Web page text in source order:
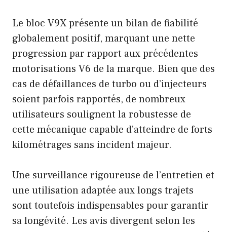
Le bloc V9X présente un bilan de fiabilité
globalement positif, marquant une nette
progression par rapport aux précédentes
motorisations V6 de la marque. Bien que des
cas de défaillances de turbo ou d’injecteurs
soient parfois rapportés, de nombreux
utilisateurs soulignent la robustesse de
cette mécanique capable d’atteindre de forts
kilométrages sans incident majeur.
Une surveillance rigoureuse de l’entretien et
une utilisation adaptée aux longs trajets
sont toutefois indispensables pour garantir
sa longévité. Les avis divergent selon les